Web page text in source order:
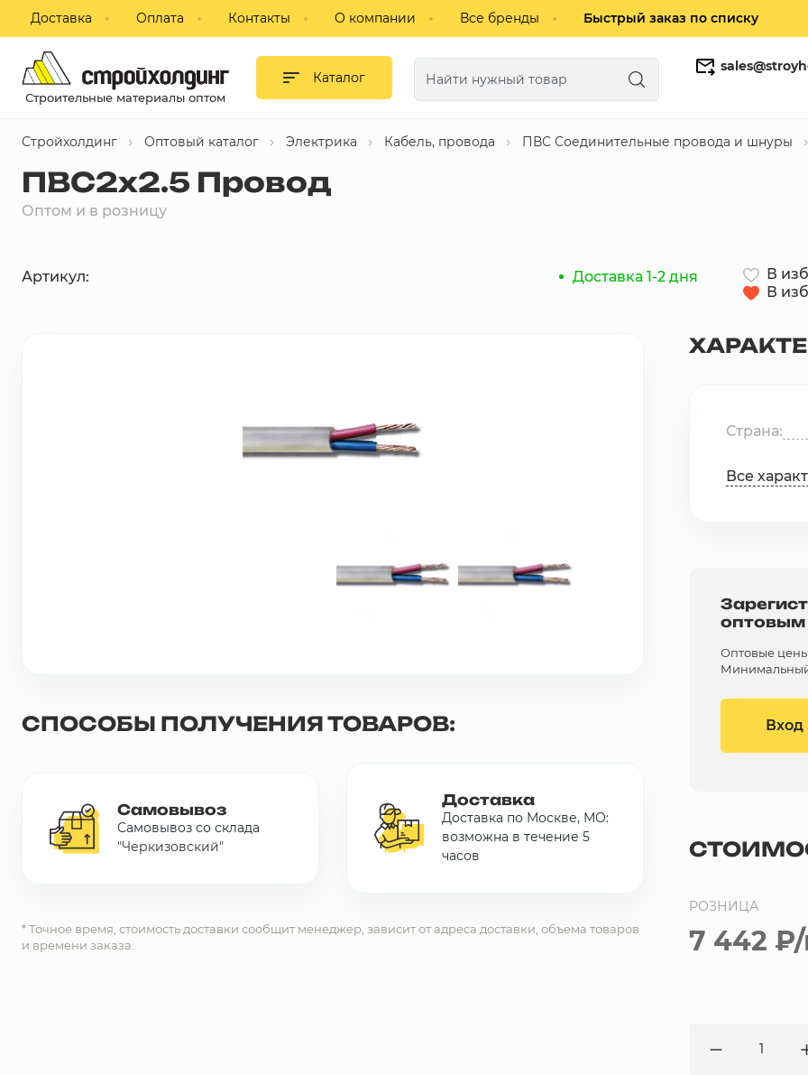
Доставка Оплата Контакты О компании Все бренды Быстрый заказ по списку
Строительные материалы оптом
Каталог
Гипсокартон и листовые
материалы
Сухие смеси
Профиль, комплектующие для
ГКЛ
пазогребневые, кирпич
Грунтовки, ПВА, спец. растворы
Сетка металлическая
Газобетонные блоки
Стройхолдинг Оптовый каталог Электрика Кабель, провода ПВС Соединительные провода и шнуры
ПВС2х2.5 Провод
Оптом и в розницу
Артикул: Доставка 1-2 дня
В
В
СПОСОБЫ ПОЛУЧЕНИЯ ТОВАРОВ:
Самовывоз
Самовывоз со склада
"Черкизовский"
Доставка
Доставка по Москве, МО:
возможна в течение 5
часов
* Точное время, стоимость доставки сообщит менеджер, зависит от адреса доставки, объема товаров
и времени заказа.
Страна
Все
Оптовые цены
Минимальный
Вход
РОЗНИЦА
7 442 ₽